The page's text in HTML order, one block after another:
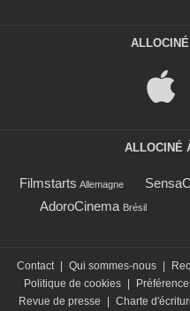
ALLOCINÉ
Filmstarts Allemagne
AdoroCinema Brésil
Contact | Qui sommes-nous |
Politique de cookies |
Revue de presse
| Charte